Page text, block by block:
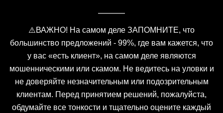
⚠️ВАЖНО! На самом деле ЗАПОМНИТЕ, что
большинство предложений - 99%, где вам кажется, что
у вас «есть клиент», на самом деле являются
мошенническими или скамом. Не ведитесь на уловки и
не доверяйте незначительным или подозрительным
клиентам. Перед принятием решений, пожалуйста,
обдумайте все тонкости и тщательно оцените каждый